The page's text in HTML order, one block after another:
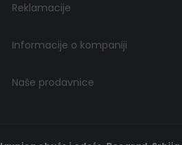
Reklamacije
Informacije o kompaniji
Naše prodavnice